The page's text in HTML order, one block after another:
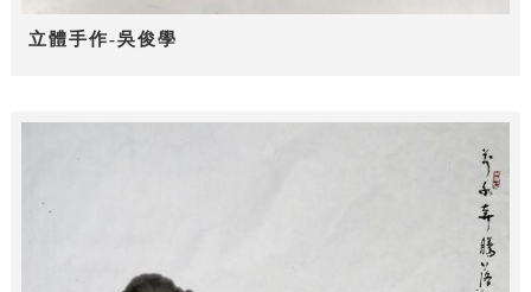
立體手作-吳俊學